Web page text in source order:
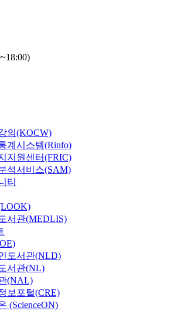
의(KOCW)
계시스템(Rinfo)
지원센터(FRIC)
석서비스(SAM)
티
서관(MEDLIS)
도서관(NLD)
서관(NL)
(NAL)
보포털(CRE)
(ScienceON)